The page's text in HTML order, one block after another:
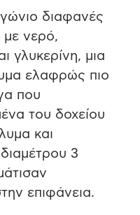
διαφανές
με νερό,
γλυκερίνη, μια
ελαφρώς πιο
που
του δοχείου
και
3
επιφάνεια.